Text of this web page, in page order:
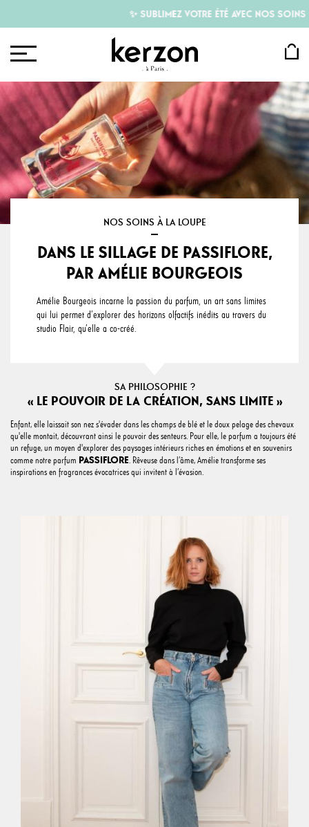
✨ SUBLIMEZ VOTRE ÉTÉ AVEC NOS SOINS
NOS SOINS À LA LOUPE
DANS LE SILLAGE DE PASSIFLORE,
PAR AMÉLIE BOURGEOIS
Amélie Bourgeois incarne la passion du parfum, un art sans limites
qui lui permet d’explorer des horizons olfactifs inédits au travers du
studio Flair, qu’elle a co-créé.
SA PHILOSOPHIE ?
« LE POUVOIR DE LA CRÉATION, SANS LIMITE »
Enfant, elle laissait son nez s'évader dans les champs de blé et le doux pelage des chevaux
qu'elle montait, découvrant ainsi le pouvoir des senteurs. Pour elle, le parfum a toujours été
un refuge, un moyen d'explorer des paysages intérieurs riches en émotions et en souvenirs
comme notre parfum PASSIFLORE. Rêveuse dans l’âme, Amélie transforme ses
inspirations en fragrances évocatrices qui invitent à l’évasion.